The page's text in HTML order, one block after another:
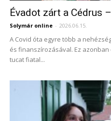
Évadot zárt a Cédrus
Solymár online - 2026.06.15.
A Covid óta egyre több a
és finanszírozásával. Ez
tucat fiatal...